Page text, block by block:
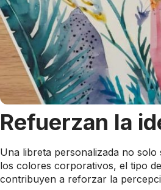
Refuerzan la
Una libreta personalizada no solo
los colores corporativos, el tipo
contribuyen a reforzar la